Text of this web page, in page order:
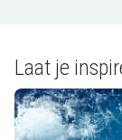
Laat je